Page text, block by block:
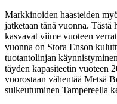
Markkinoiden haasteiden
jatketaan tänä vuonna.
kasvavat viime vuoteen
vuonna on Stora Enson
tuotantolinjan
täyden kapasiteetin vuoteen
vuorostaan vähentää Metsä
sulkeutuminen Tampereella